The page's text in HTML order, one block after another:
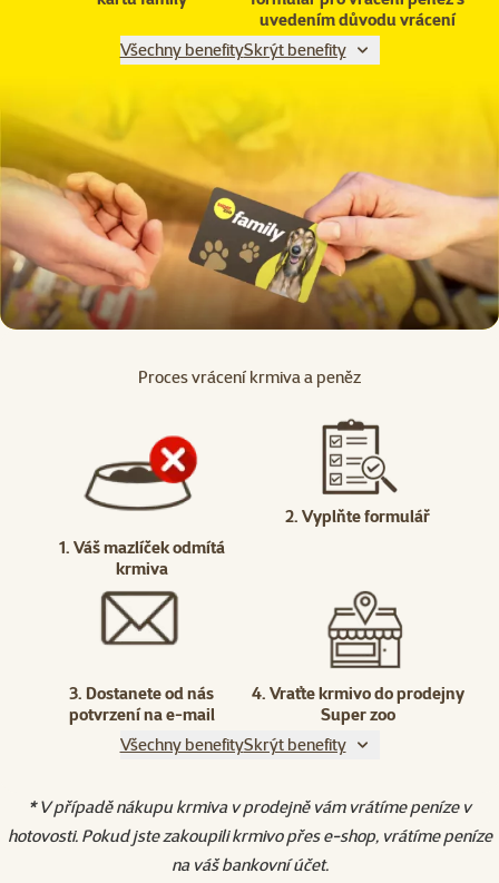
uvedením důvodu vrácení
Všechny benefitySkrýt benefity
Proces vrácení krmiva a peněz
1. Váš mazlíček odmítá
krmiva
2. Vyplňte formulář
3. Dostanete od nás
potvrzení na e-mail
4. Vraťte krmivo do prodejny
Super zoo
Všechny benefitySkrýt benefity
* V případě nákupu krmiva v prodejně vám vrátíme peníze v
hotovosti. Pokud jste zakoupili krmivo přes e-shop, vrátíme peníze
na váš bankovní účet.